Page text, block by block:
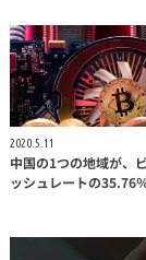
2020.5.11
中国の1つの地域が、
ッシュレートの35.76